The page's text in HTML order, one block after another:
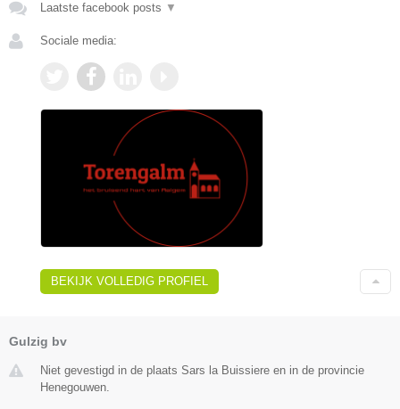
Laatste facebook posts ▼
Sociale media:
BEKIJK VOLLEDIG PROFIEL
Gulzig bv
Niet gevestigd in de plaats Sars la Buissiere en in de provincie
Henegouwen.